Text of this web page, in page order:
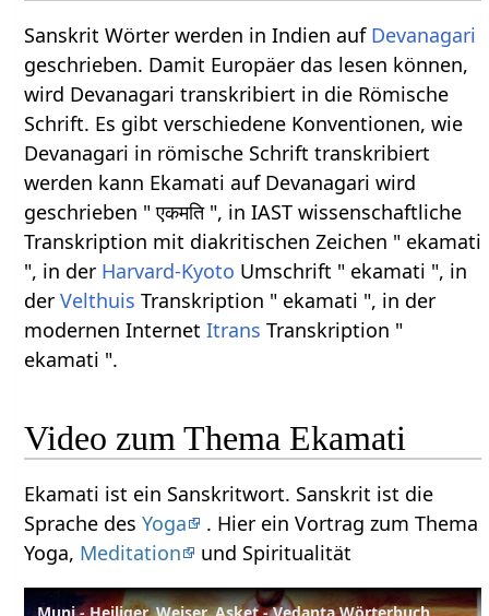
Sanskrit Wörter werden in Indien auf Devanagari
geschrieben. Damit Europäer das lesen können,
wird Devanagari transkribiert in die Römische
Schrift. Es gibt verschiedene Konventionen, wie
Devanagari in römische Schrift transkribiert
werden kann Ekamati auf Devanagari wird
geschrieben " एकमति ", in IAST wissenschaftliche
Transkription mit diakritischen Zeichen " ekamati
", in der Harvard-Kyoto Umschrift " ekamati ", in
derVelthuis Transkription " ekamati ", in der
modernen InternetItrans Transkription "
ekamati ".
Video zum Thema Ekamati
Ekamati ist ein Sanskritwort. Sanskrit ist die
Sprache desYoga
. Hier ein Vortrag zum Thema
Yoga, Meditation und Spiritualität